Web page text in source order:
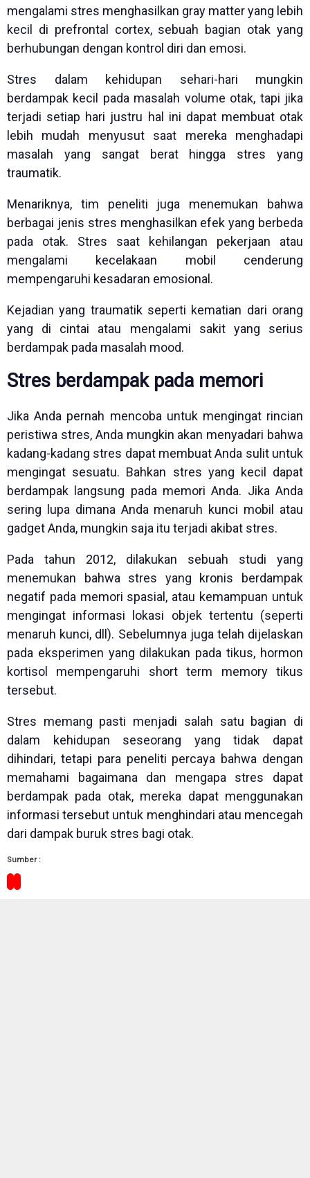
mengalami stres menghasilkan gray matter yang lebih
kecil di prefrontal cortex, sebuah bagian otak yang
berhubungan dengan kontrol diri dan emosi.
Stres dalam kehidupan sehari-hari mungkin
berdampak kecil pada masalah volume otak, tapi jika
terjadi setiap hari justru hal ini dapat membuat otak
lebih mudah menyusut saat mereka menghadapi
masalah yang sangat berat hingga stres yang
traumatik.
Menariknya, tim peneliti juga menemukan bahwa
berbagai jenis stres menghasilkan efek yang berbeda
pada otak. Stres saat kehilangan pekerjaan atau
mengalami kecelakaan mobil cenderung
mempengaruhi kesadaran emosional.
Kejadian yang traumatik seperti kematian dari orang
yang di cintai atau mengalami sakit yang serius
berdampak pada masalah mood.
Stres berdampak pada memori
Jika Anda pernah mencoba untuk mengingat rincian
peristiwa stres, Anda mungkin akan menyadari bahwa
kadang-kadang stres dapat membuat Anda sulit untuk
mengingat sesuatu. Bahkan stres yang kecil dapat
berdampak langsung pada memori Anda. Jika Anda
sering lupa dimana Anda menaruh kunci mobil atau
gadget Anda, mungkin saja itu terjadi akibat stres.
Pada tahun 2012, dilakukan sebuah studi yang
menemukan bahwa stres yang kronis berdampak
negatif pada memori spasial, atau kemampuan untuk
mengingat informasi lokasi objek tertentu (seperti
menaruh kunci, dll). Sebelumnya juga telah dijelaskan
pada eksperimen yang dilakukan pada tikus, hormon
kortisol mempengaruhi short term memory tikus
tersebut.
Stres memang pasti menjadi salah satu bagian di
dalam kehidupan seseorang yang tidak dapat
dihindari, tetapi para peneliti percaya bahwa dengan
memahami bagaimana dan mengapa stres dapat
berdampak pada otak, mereka dapat menggunakan
informasi tersebut untuk menghindari atau mencegah
dari dampak buruk stres bagi otak.
Sumber :